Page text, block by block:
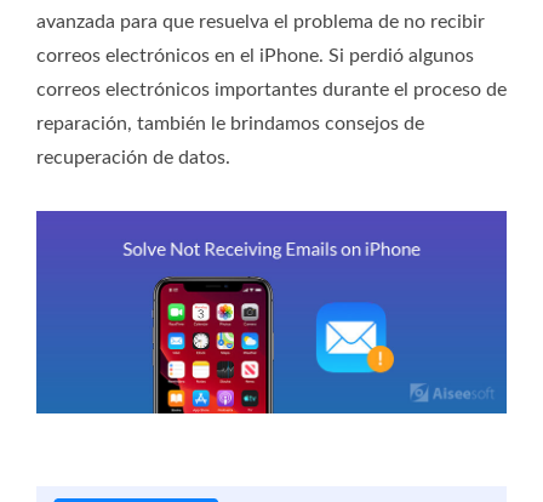
avanzada para que resuelva el problema de no recibir
correos electrónicos en el iPhone. Si perdió algunos
correos electrónicos importantes durante el proceso de
reparación, también le brindamos consejos de
recuperación de datos.